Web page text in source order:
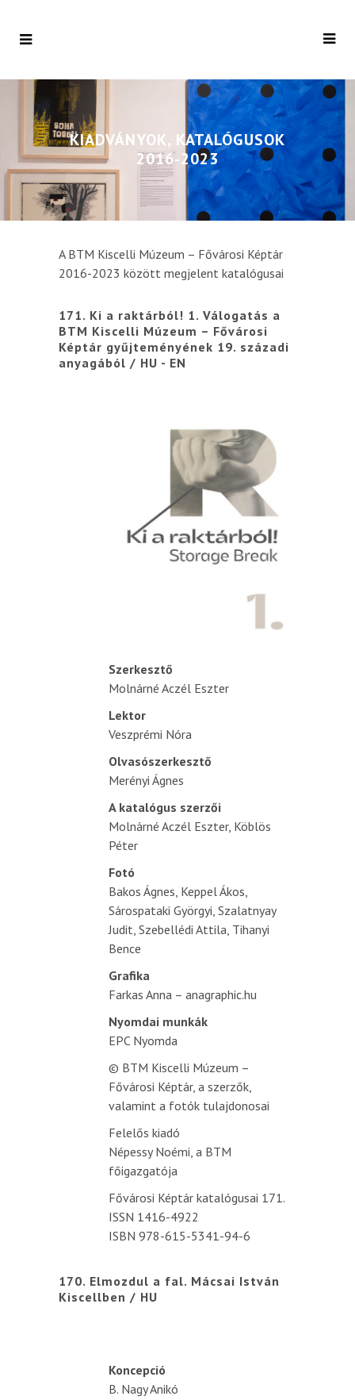
KIADVÁNYOK, KATALÓGUSOK
2016-2023
A BTM Kiscelli Múzeum – Fővárosi Képtár
2016-2023 között megjelent katalógusai
171. Ki a raktárból! 1. Válogatás a
BTM Kiscelli Múzeum – Fővárosi
Képtár gyűjteményének 19. századi
anyagából / HU - EN
Szerkesztő
Molnárné Aczél Eszter
Lektor
Veszprémi Nóra
Olvasószerkesztő
Merényi Ágnes
A katalógus szerzői
Molnárné Aczél Eszter, Köblös
Péter
Fotó
Bakos Ágnes, Keppel Ákos,
Sárospataki Györgyi, Szalatnyay
Judit, Szebellédi Attila, Tihanyi
Bence
Grafika
Farkas Anna – anagraphic.hu
Nyomdai munkák
EPC Nyomda
© BTM Kiscelli Múzeum –
Fővárosi Képtár, a szerzők,
valamint a fotók tulajdonosai
Felelős kiadó
Népessy Noémi, a BTM
főigazgatója
Fővárosi Képtár katalógusai 171.
ISSN 1416-4922
ISBN 978-615-5341-94-6
170. Elmozdul a fal. Mácsai István
Kiscellben / HU
Koncepció
B. Nagy Anikó